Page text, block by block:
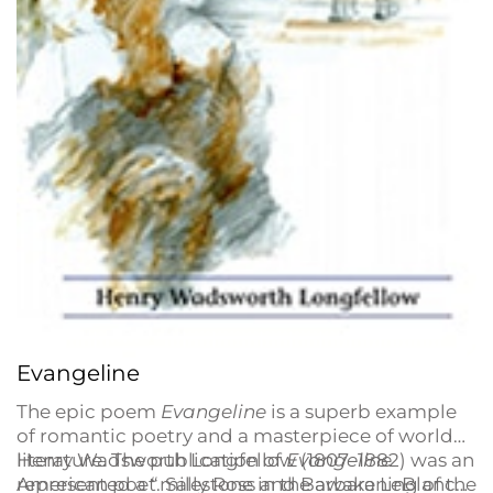
Evangeline
The epic poem Evangeline is a superb example
of romantic poetry and a masterpiece of world
literature. The publication ofEvangeline
represented a “milestone in the awakening of the
Henry Wadsworth Longfellow (1807–1882) was an
American poet. Sally Ross and Barbara LeBlanc